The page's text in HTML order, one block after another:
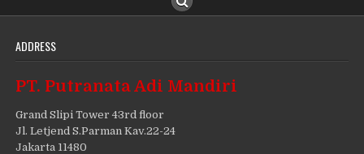
ADDRESS
PT. Putranata Adi Mandiri
Grand Slipi Tower 43rd floor
Jl. Letjend S.Parman Kav.22-24
Jakarta 11480